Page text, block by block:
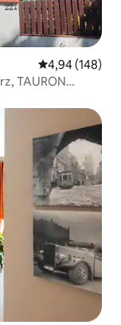
Classificação
4,94 (148)